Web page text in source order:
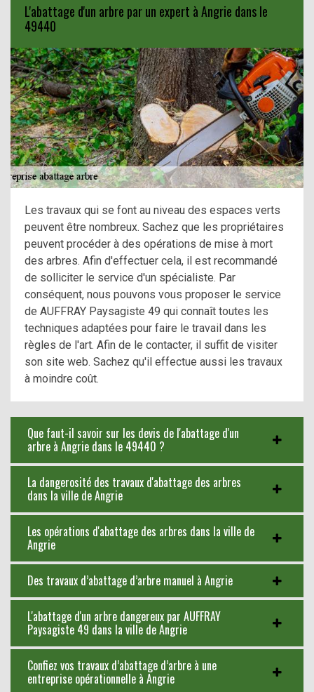
L'abattage d'un arbre par un expert à Angrie dans le
49440
Les travaux qui se font au niveau des espaces verts
peuvent être nombreux. Sachez que les propriétaires
peuvent procéder à des opérations de mise à mort
des arbres. Afin d'effectuer cela, il est recommandé
de solliciter le service d'un spécialiste. Par
conséquent, nous pouvons vous proposer le service
de AUFFRAY Paysagiste 49 qui connaît toutes les
techniques adaptées pour faire le travail dans les
règles de l'art. Afin de le contacter, il suffit de visiter
son site web. Sachez qu'il effectue aussi les travaux
à moindre coût.
Que faut-il savoir sur les devis de l'abattage d'un
arbre à Angrie dans le 49440 ?
La dangerosité des travaux d'abattage des arbres
dans la ville de Angrie
Les opérations d'abattage des arbres dans la ville de
Angrie
Des travaux d’abattage d’arbre manuel à Angrie
L'abattage d'un arbre dangereux par AUFFRAY
Paysagiste 49 dans la ville de Angrie
Confiez vos travaux d’abattage d’arbre à une
entreprise opérationnelle à Angrie